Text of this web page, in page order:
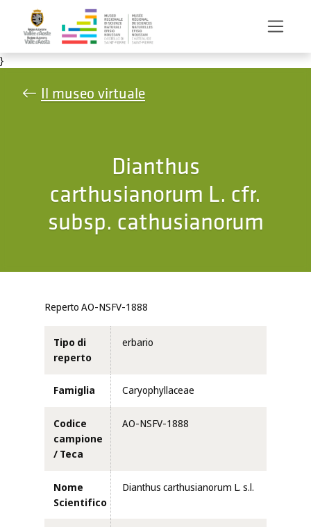
Salta al contenuto principale
}
Il museo virtuale
Dianthus
carthusianorum L. cfr.
subsp. cathusianorum
Reperto AO-NSFV-1888
Tipo di
reperto
erbario
Famiglia Caryophyllaceae
Codice
campione
/ Teca
AO-NSFV-1888
Nome
Scientifico
Dianthus carthusianorum L. s.l.